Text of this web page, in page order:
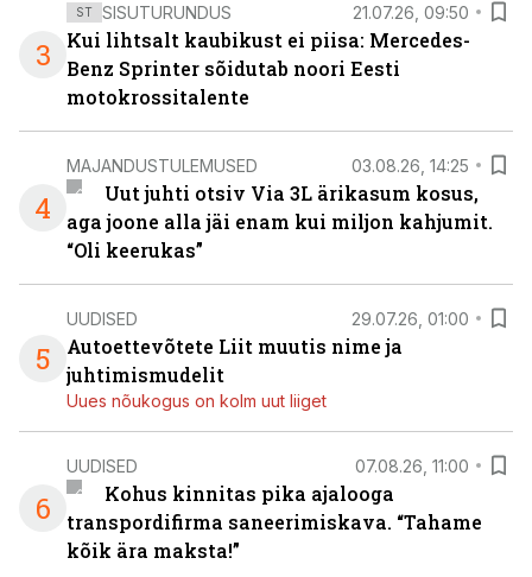
3
ST SISUTURUNDUS 21.07.26, 09:50
Kui lihtsalt kaubikust ei piisa: Mercedes-
Benz Sprinter sõidutab noori Eesti
motokrossitalente
4
MAJANDUSTULEMUSED 03.08.26, 14:25
Uut juhti otsiv Via 3L ärikasum kosus,
aga joone alla jäi enam kui miljon kahjumit.
“Oli keerukas”
5
UUDISED 29.07.26, 01:00
Autoettevõtete Liit muutis nime ja
juhtimismudelit
Uues nõukogus on kolm uut liiget
6
UUDISED 07.08.26, 11:00
Kohus kinnitas pika ajalooga
transpordifirma saneerimiskava. “Tahame
kõik ära maksta!”